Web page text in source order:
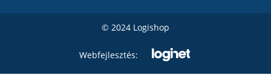
© 2024 Logishop
Webfejlesztés: